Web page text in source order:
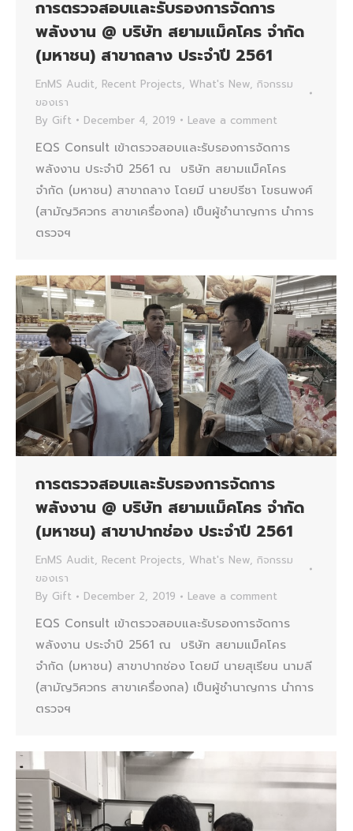
การตรวจสอบและรับรองการจัดการ
พลังงาน @ บริษัท สยามแม็คโคร จำกัด
(มหาชน) สาขาถลาง ประจำปี 2561
EnMS Audit, Recent Projects, What's New, กิจกรรม
ของเรา
By Gift December 4, 2019 Leave a comment
EQS Consult เข้าตรวจสอบและรับรองการจัดการ
พลังงาน ประจำปี 2561 ณ บริษัท สยามแม็คโคร
จำกัด (มหาชน) สาขาถลาง โดยมี นายปรีชา โขธนพงศ์
(สามัญวิศวกร สาขาเครื่องกล) เป็นผู้ชำนาญการ นำการ
ตรวจฯ
การตรวจสอบและรับรองการจัดการ
พลังงาน @ บริษัท สยามแม็คโคร จำกัด
(มหาชน) สาขาปากช่อง ประจำปี 2561
EnMS Audit, Recent Projects, What's New, กิจกรรม
ของเรา
By Gift December 2, 2019 Leave a comment
EQS Consult เข้าตรวจสอบและรับรองการจัดการ
พลังงาน ประจำปี 2561 ณ บริษัท สยามแม็คโคร
จำกัด (มหาชน) สาขาปากช่อง โดยมี นายสุเรียน นามลี
(สามัญวิศวกร สาขาเครื่องกล) เป็นผู้ชำนาญการ นำการ
ตรวจฯ